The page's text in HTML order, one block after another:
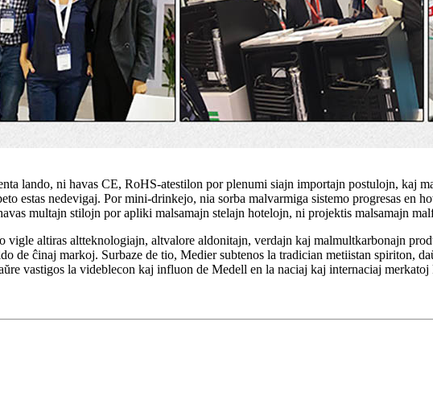
lando, ni havas CE, RoHS-atestilon por plenumi siajn importajn postulojn, kaj
estas nedevigaj. Por mini-drinkejo, nia sorba malvarmiga sistemo progresas en
multajn stilojn por apliki malsamajn stelajn hotelojn, ni projektis malsamajn
vigle altiras altteknologiajn, altvalore aldonitajn, verdajn kaj malmultkarbonajn
de ĉinaj markoj. Surbaze de tio, Medier subtenos la tradician metiistan spiriton,
vastigos la videblecon kaj influon de Medell en la naciaj kaj internaciaj